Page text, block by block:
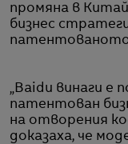
промяна в
бизнес
патентованото
„Baidu винаги е
патентован
на отворения
доказаха, че